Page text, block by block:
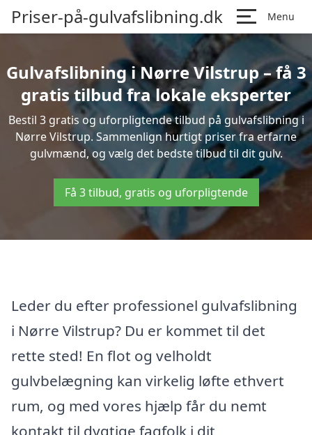
Priser-på-gulvafslibning.dk Menu
Gulvafslibning i Nørre Vilstrup – få 3
gratis tilbud fra lokale eksperter
Bestil 3 gratis og uforpligtende tilbud på gulvafslibning i
Nørre Vilstrup. Sammenlign hurtigt priser fra erfarne
gulvmænd, og vælg det bedste tilbud til dit gulv.
Få 3 tilbud, gratis og uforpligtende
Leder du efter professionel gulvafslibning
i Nørre Vilstrup? Du er kommet til det
rette sted! En flot og velholdt
gulvbelægning kan virkelig løfte ethvert
rum, og med vores hjælp får du nemt
kontakt til dygtige fagfolk i dit